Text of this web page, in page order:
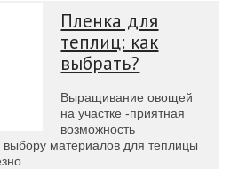
Пленка для
теплиц: как
выбрать?
Выращивание овощей
на участке -приятная
возможность
выбору материалов для теплицы